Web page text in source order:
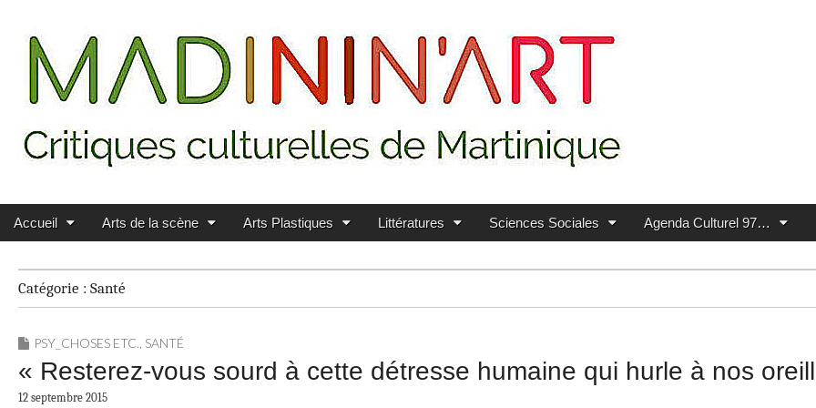
MADININ'ART
Main menu
Skip to content
Accueil Arts de la scène Arts Plastiques Littératures Sciences Sociales Agenda Culturel 97…
Catégorie : Santé
PSY_CHOSES ETC. SANTÉ
« Resterez-vous sourd à cette détresse humaine qui hurle à nos
12 septembre 2015